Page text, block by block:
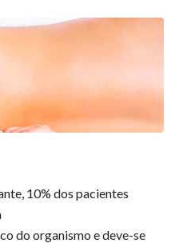
10% dos pacientes
do organismo e deve-se